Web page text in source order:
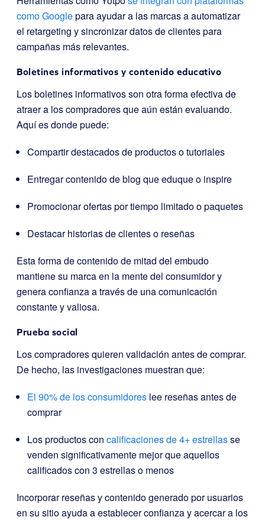
como Googlepara ayudar a las marcas a automatizar
el retargeting y sincronizar datos de clientes para
campañas más relevantes.
Boletines informativos y contenido educativo
Los boletines informativos son otra forma efectiva de
atraer a los compradores que aún están evaluando.
Aquí es donde puede:
Compartir destacados de productos o tutoriales
Entregar contenido de blog que eduque o inspire
Promocionar ofertas por tiempo limitado o paquetes
Destacar historias de clientes o reseñas
Esta forma de contenido de mitad del embudo
mantiene su marca en la mente del consumidor y
genera confianza a través de una comunicación
constante y valiosa.
Prueba social
Los compradores quieren validación antes de comprar.
De hecho, las investigaciones muestran que:
El 90% de los consumidores lee reseñas antes de
comprar
Los productos con calificaciones de 4+ estrellasse
venden significativamente mejor que aquellos
calificados con 3 estrellas o menos
Incorporar reseñas y contenido generado por usuarios
en su sitio ayuda a establecer confianza y acercar a los